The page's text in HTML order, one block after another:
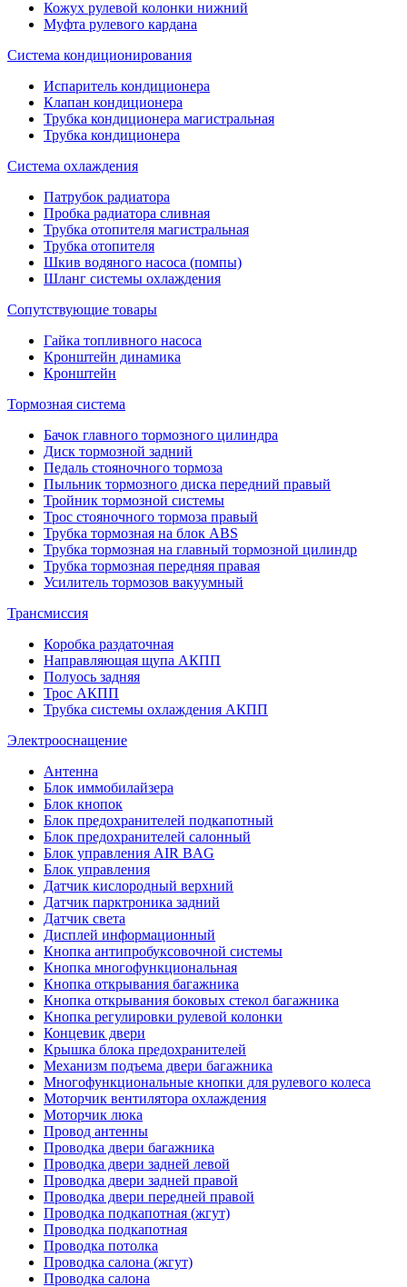
Кожух рулевой колонки нижний
Муфта рулевого кардана
Система кондиционирования
Испаритель кондиционера
Клапан кондиционера
Трубка кондиционера магистральная
Трубка кондиционера
Система охлаждения
Патрубок радиатора
Пробка радиатора сливная
Трубка отопителя магистральная
Трубка отопителя
Шкив водяного насоса (помпы)
Шланг системы охлаждения
Сопутствующие товары
Гайка топливного насоса
Кронштейн динамика
Кронштейн
Тормозная система
Бачок главного тормозного цилиндра
Диск тормозной задний
Педаль стояночного тормоза
Пыльник тормозного диска передний правый
Тройник тормозной системы
Трос стояночного тормоза правый
Трубка тормозная на блок ABS
Трубка тормозная на главный тормозной цилиндр
Трубка тормозная передняя правая
Усилитель тормозов вакуумный
Трансмиссия
Коробка раздаточная
Направляющая щупа АКПП
Полуось задняя
Трос АКПП
Трубка системы охлаждения АКПП
Электрооснащение
Антенна
Блок иммобилайзера
Блок кнопок
Блок предохранителей подкапотный
Блок предохранителей салонный
Блок управления AIR BAG
Блок управления
Датчик кислородный верхний
Датчик парктроника задний
Датчик света
Дисплей информационный
Кнопка антипробуксовочной системы
Кнопка многофункциональная
Кнопка открывания багажника
Кнопка открывания боковых стекол багажника
Кнопка регулировки рулевой колонки
Концевик двери
Крышка блока предохранителей
Механизм подъема двери багажника
Многофункциональные кнопки для рулевого колеса
Моторчик вентилятора охлаждения
Моторчик люка
Провод антенны
Проводка двери багажника
Проводка двери задней левой
Проводка двери задней правой
Проводка двери передней правой
Проводка подкапотная (жгут)
Проводка подкапотная
Проводка потолка
Проводка салона (жгут)
Проводка салона